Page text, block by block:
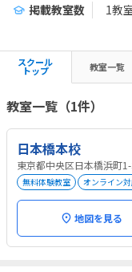
掲載教室数
1教
スクール
トップ 教室一覧
教室一覧（1件）
日本橋本校
東京都中央区日本橋浜町
無料体験教室 オンライン
地図を見る